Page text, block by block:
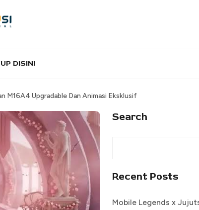
DISINI
M16A4 Upgradable Dan Animasi Eksklusif
Search
Recent Posts
Mobile Legends x